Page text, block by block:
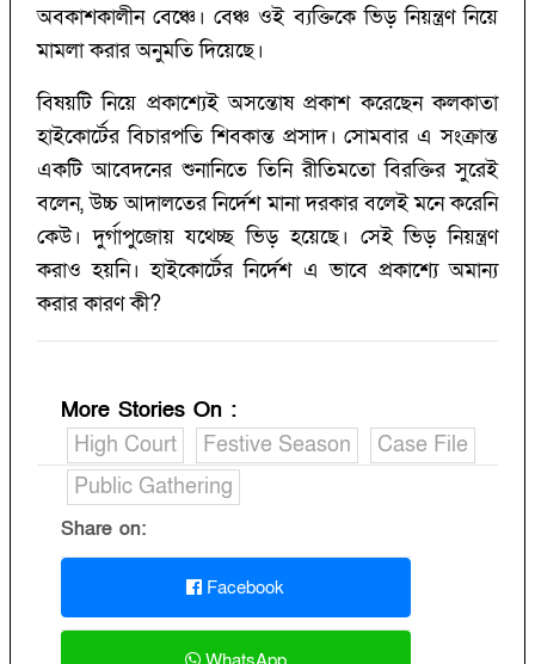
অবকাশকালীন বেঞ্চে। বেঞ্চ ওই ব্যক্তিকে ভিড় নিয়ন্ত্রণ নিয়ে
মামলা করার অনুমতি দিয়েছে।
বিষয়টি নিয়ে প্রকাশ্যেই অসন্তোষ প্রকাশ করেছেন কলকাতা
হাইকোর্টের বিচারপতি শিবকান্ত প্রসাদ। সোমবার এ সংক্রান্ত
একটি আবেদনের শুনানিতে তিনি রীতিমতো বিরক্তির সুরেই
বলেন, উচ্চ আদালতের নির্দেশ মানা দরকার বলেই মনে করেনি
কেউ। দুর্গাপুজোয় যথেচ্ছ ভিড় হয়েছে। সেই ভিড় নিয়ন্ত্রণ
করাও হয়নি। হাইকোর্টের নির্দেশ এ ভাবে প্রকাশ্যে অমান্য
করার কারণ কী?
More Stories On :
High Court
Festive Season
Case File
Public Gathering
Share on:
Facebook